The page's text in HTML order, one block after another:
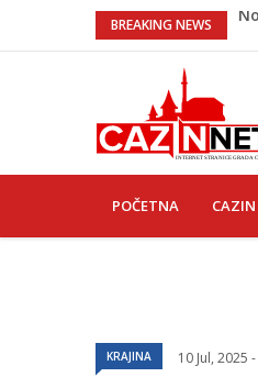
BREAKING NEWS
NAVIGATION
POČETNA CAZIN
KRAJINA 10 Jul, 2025